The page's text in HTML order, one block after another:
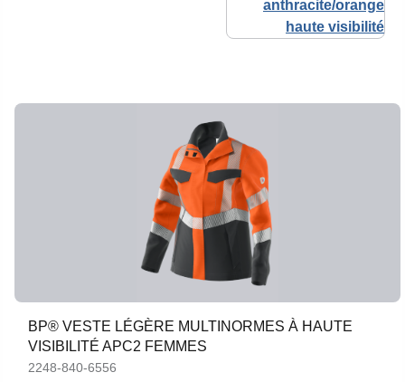
BP® VESTE LÉGÈRE MULTINORMES À HAUTE
VISIBILITÉ APC2 FEMMES
2248-840-6556